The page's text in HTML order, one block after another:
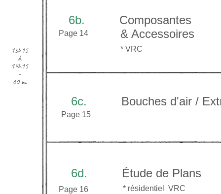
6b.
Composantes
& Accessoires
* VRC
Page 14
6c. Bouches d'air /
Page 15
6d. Étude de Plans
* résidentiel VRC
Page 16
13h15
à
14h15
-
60 m.